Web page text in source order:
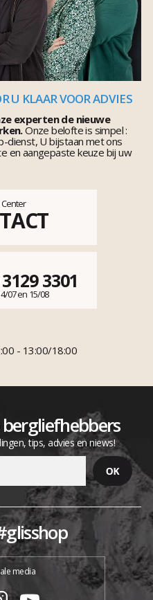
U KLAAR VOOR ADVIES
experten de nieuwe
Onze belofte is simpel :
dienst, U bijstaan met ons
en aangepaste keuze bij uw
3301
07 en 15/08
- 13:00/18:00
tips, advies en niews!
media